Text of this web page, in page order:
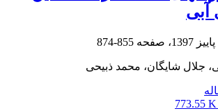
آبی
855-874
جلال شایگان، محمد ذبیحی
773.55 K